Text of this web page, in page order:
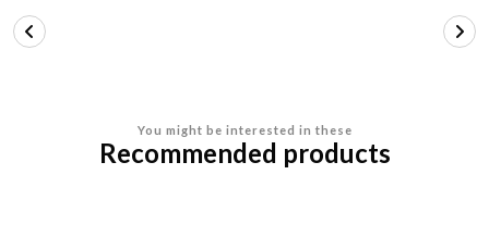
You might be interested in these
Recommended products